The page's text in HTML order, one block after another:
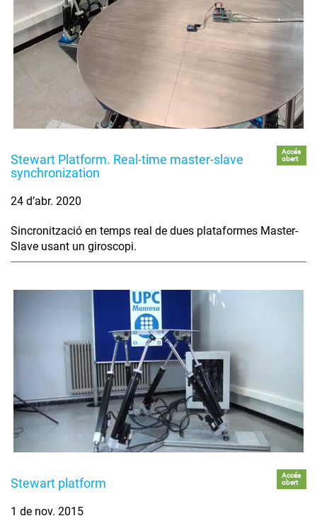
Stewart Platform. Real-time master-slave
synchronization
Accés
obert
24 d’abr. 2020
Sincronització en temps real de dues plataformes Master-
Slave usant un giroscopi.
Stewart platform
Accés
obert
1 de nov. 2015